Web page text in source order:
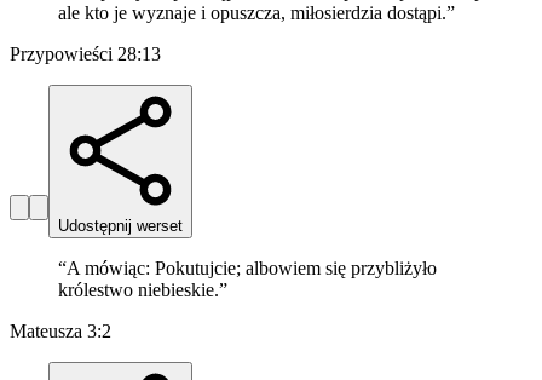
ale kto je wyznaje i opuszcza, miłosierdzia dostąpi.”
Przypowieści 28:13
Udostępnij werset
“A mówiąc: Pokutujcie; albowiem się przybliżyło
królestwo niebieskie.”
Mateusza 3:2